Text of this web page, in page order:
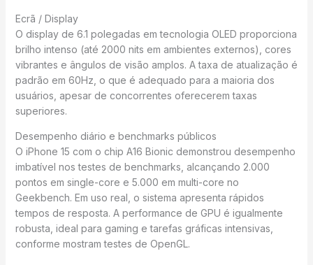
Ecrã / Display
O display de 6.1 polegadas em tecnologia OLED proporciona
brilho intenso (até 2000 nits em ambientes externos), cores
vibrantes e ângulos de visão amplos. A taxa de atualização é
padrão em 60Hz, o que é adequado para a maioria dos
usuários, apesar de concorrentes oferecerem taxas
superiores.
Desempenho diário e benchmarks públicos
O iPhone 15 com o chip A16 Bionic demonstrou desempenho
imbatível nos testes de benchmarks, alcançando 2.000
pontos em single-core e 5.000 em multi-core no
Geekbench. Em uso real, o sistema apresenta rápidos
tempos de resposta. A performance de GPU é igualmente
robusta, ideal para gaming e tarefas gráficas intensivas,
conforme mostram testes de OpenGL.